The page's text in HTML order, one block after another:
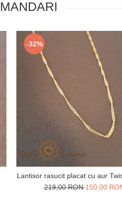
-32%
Lantisor rasucit placat cu aur
219,00 RON150,00